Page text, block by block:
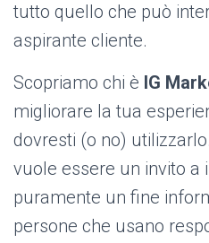
tutto quello che può
aspirante cliente.
Scopriamo chi è IG
migliorare la tua
dovresti (o no)
vuole essere un invito a
puramente un fine
persone che usano